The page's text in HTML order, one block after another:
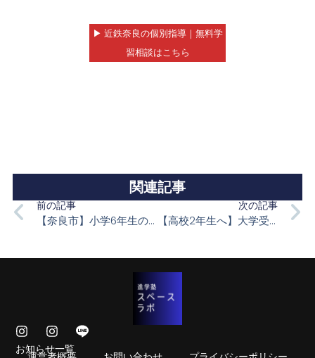
▶ 近鉄奈良の個別指導｜無料学
習相談はこちら
関連記事
前の記事
【奈良市】小学6年生の中学準備は今が重要｜中学で伸びる子になる学習塾の選び方
次の記事
【高校2年生へ】大学受験はもう始まっている｜公募推薦で年内合格を目指す現実的な戦い方
お知らせ一覧